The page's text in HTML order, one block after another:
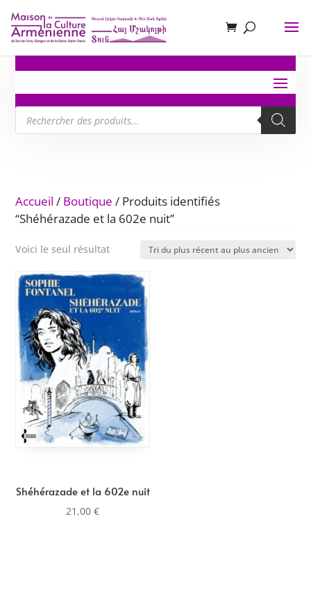
Recherche
de
produits
Accueil / Boutique / Produits identifiés
“Shéhérazade et la 602e nuit”
Voici le seul résultat
Shéhérazade et la 602e nuit
21,00€